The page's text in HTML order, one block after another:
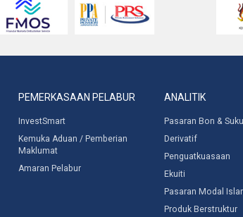
PEMERKASAAN PELABUR
InvestSmart
Kemuka Aduan / Pemberian
Maklumat
Amaran Pelabur
ANALITIK
Pasaran Bon &
Derivatif
Penguatkuasaan
Ekuiti
Pasaran Modal
Produk Berstruktur